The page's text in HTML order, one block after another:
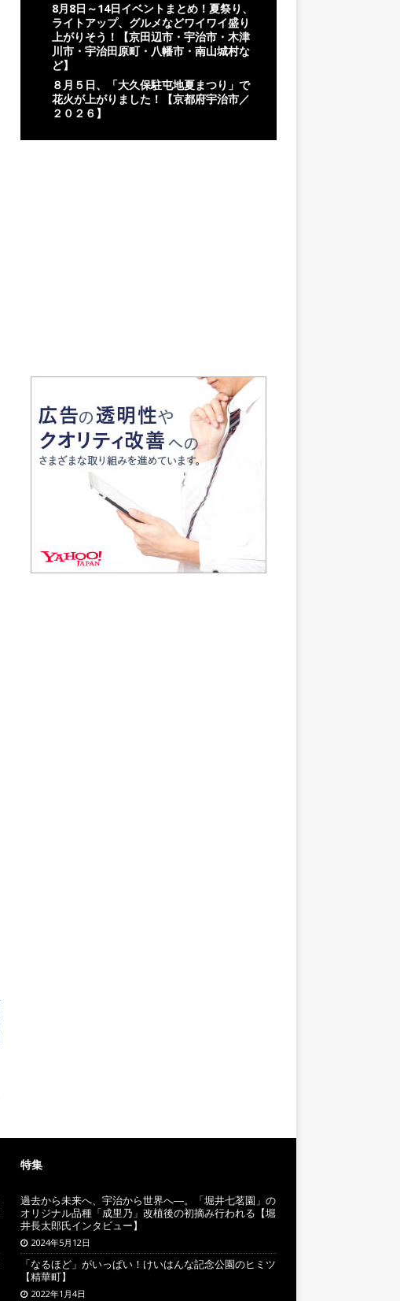
8月8日～14日イベントまとめ！夏祭り、
ライトアップ、グルメなどワイワイ盛り
上がりそう！【京田辺市・宇治市・木津
川市・宇治田原町・八幡市・南山城村な
ど】
８月５日、「大久保駐屯地夏まつり」で
花火が上がりました！【京都府宇治市／
２０２６】
特集
過去から未来へ、宇治から世界へ―。「堀井七茗園」の
オリジナル品種「成里乃」改植後の初摘み行われる【堀
井長太郎氏インタビュー】
2024年5月12日
「なるほど」がいっぱい！けいはんな記念公園のヒミツ
【精華町】
2022年1月4日